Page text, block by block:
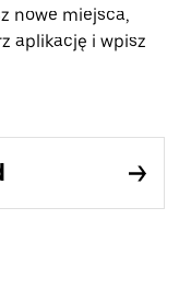
nowe miejsca,
aplikację i wpisz